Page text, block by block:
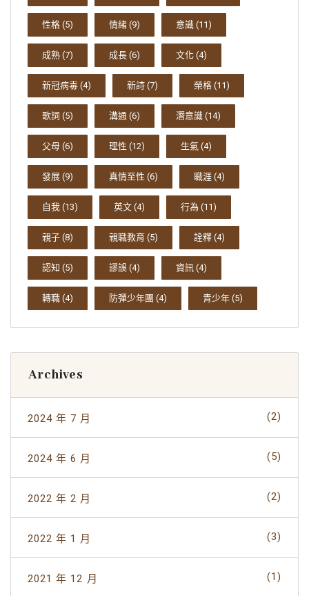
性格 (5) 情緒 (9) 意識 (11)
成熟 (7) 成長 (6) 文化 (4)
新冠病毒 (4) 新詩 (7) 榮格 (11)
歌詞 (5) 溝通 (6) 潛意識 (14)
父母 (6) 理性 (12) 生氣 (4)
發展 (9) 真情至性 (6) 職涯 (4)
自我 (13) 英文 (4) 行為 (11)
親子 (8) 親職教育 (5) 詮釋 (4)
認知 (5) 謬誤 (4) 資訊 (4)
轉職 (4) 防彈少年團 (4) 青少年 (5)
Archives
2024 年 7 月 (2)
2024 年 6 月 (5)
2022 年 2 月 (2)
2022 年 1 月 (3)
2021 年 12 月 (1)